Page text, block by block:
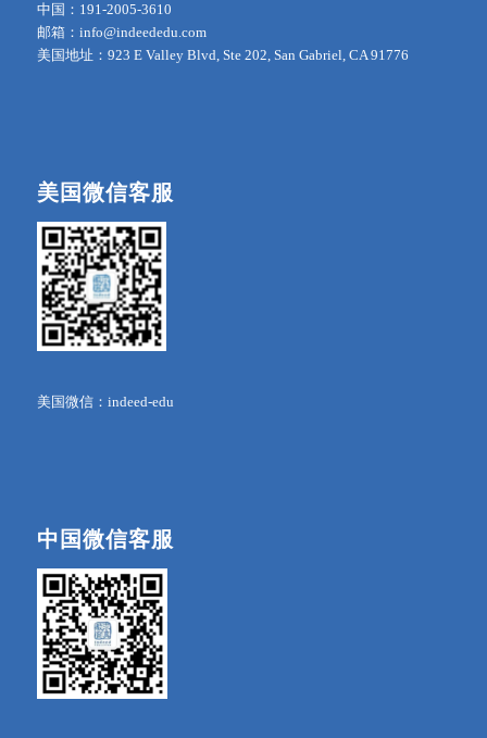
中国：191-2005-3610
邮箱：info@indeededu.com
美国地址：923 E Valley Blvd, Ste 202, San Gabriel, CA 91776
美国微信客服
美国微信：indeed-edu
中国微信客服